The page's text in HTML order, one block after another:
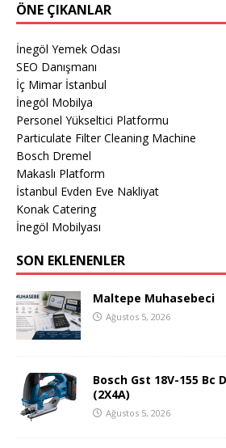
ÖNE ÇIKANLAR
İnegöl Yemek Odası
SEO Danışmanı
İç Mimar İstanbul
İnegöl Mobilya
Personel Yükseltici Platformu
Particulate Filter Cleaning Machine
Bosch Dremel
Makaslı Platform
İstanbul Evden Eve Nakliyat
Konak Catering
İnegöl Mobilyası
SON EKLENENLER
Maltepe Muhasebeci
Ağustos 5, 2026
Bosch Gst 18V-155 Bc
(2X4A)
Ağustos 5, 2026